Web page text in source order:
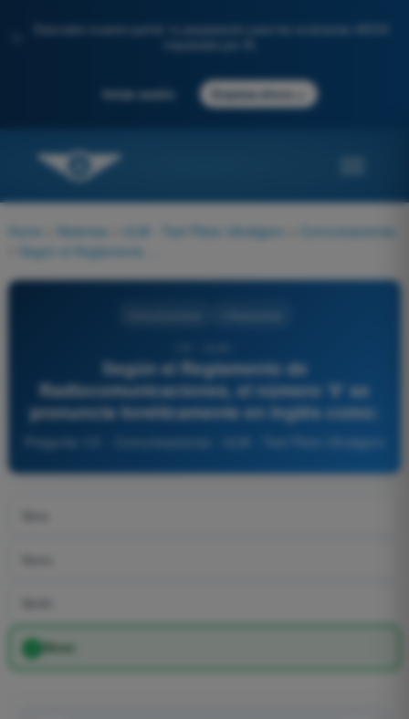
Descubre nuestro portal: tu preparación para los exámenes AESA
Iniciar sesión Empieza ahora
Home Materias ULM - Test Piloto Ultraligero
Comunicaciones
Según el Reglamento de
Radiocomunicaciones, el número '9' se
pronuncia fonéticamente en inglés como:
Pregunta 131 - Comunicaciones - ULM - Test Piloto Ultraligero
Niner.